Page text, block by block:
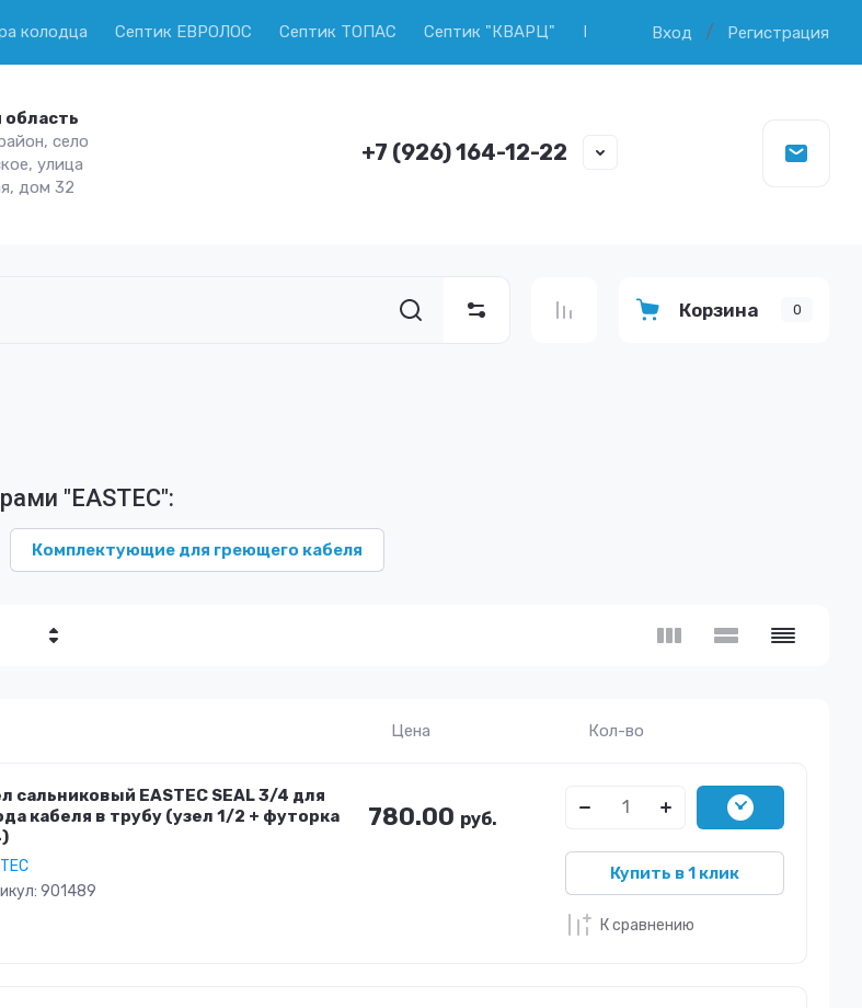
колодца Септик ЕВРОЛОС Септик ТОПАС Септик "КВАРЦ" Продажа колец ЖБИ Копка и
Вход / Регистрация
область
село
улица
дом 32
+7 (926) 164-12-22
Корзина 0
"EASTEC":
Комплектующие для греющего кабеля
Цена Кол-во
сальниковый EASTEC SEAL 3/4 для
кабеля в трубу (узел 1/2 + футорка
901489
780.00 руб.
Купить в 1 клик
К сравнению